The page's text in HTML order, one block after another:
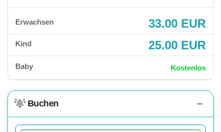
Erwachsen 33.00 EUR
Kind 25.00 EUR
Baby Kostenlos
Buchen